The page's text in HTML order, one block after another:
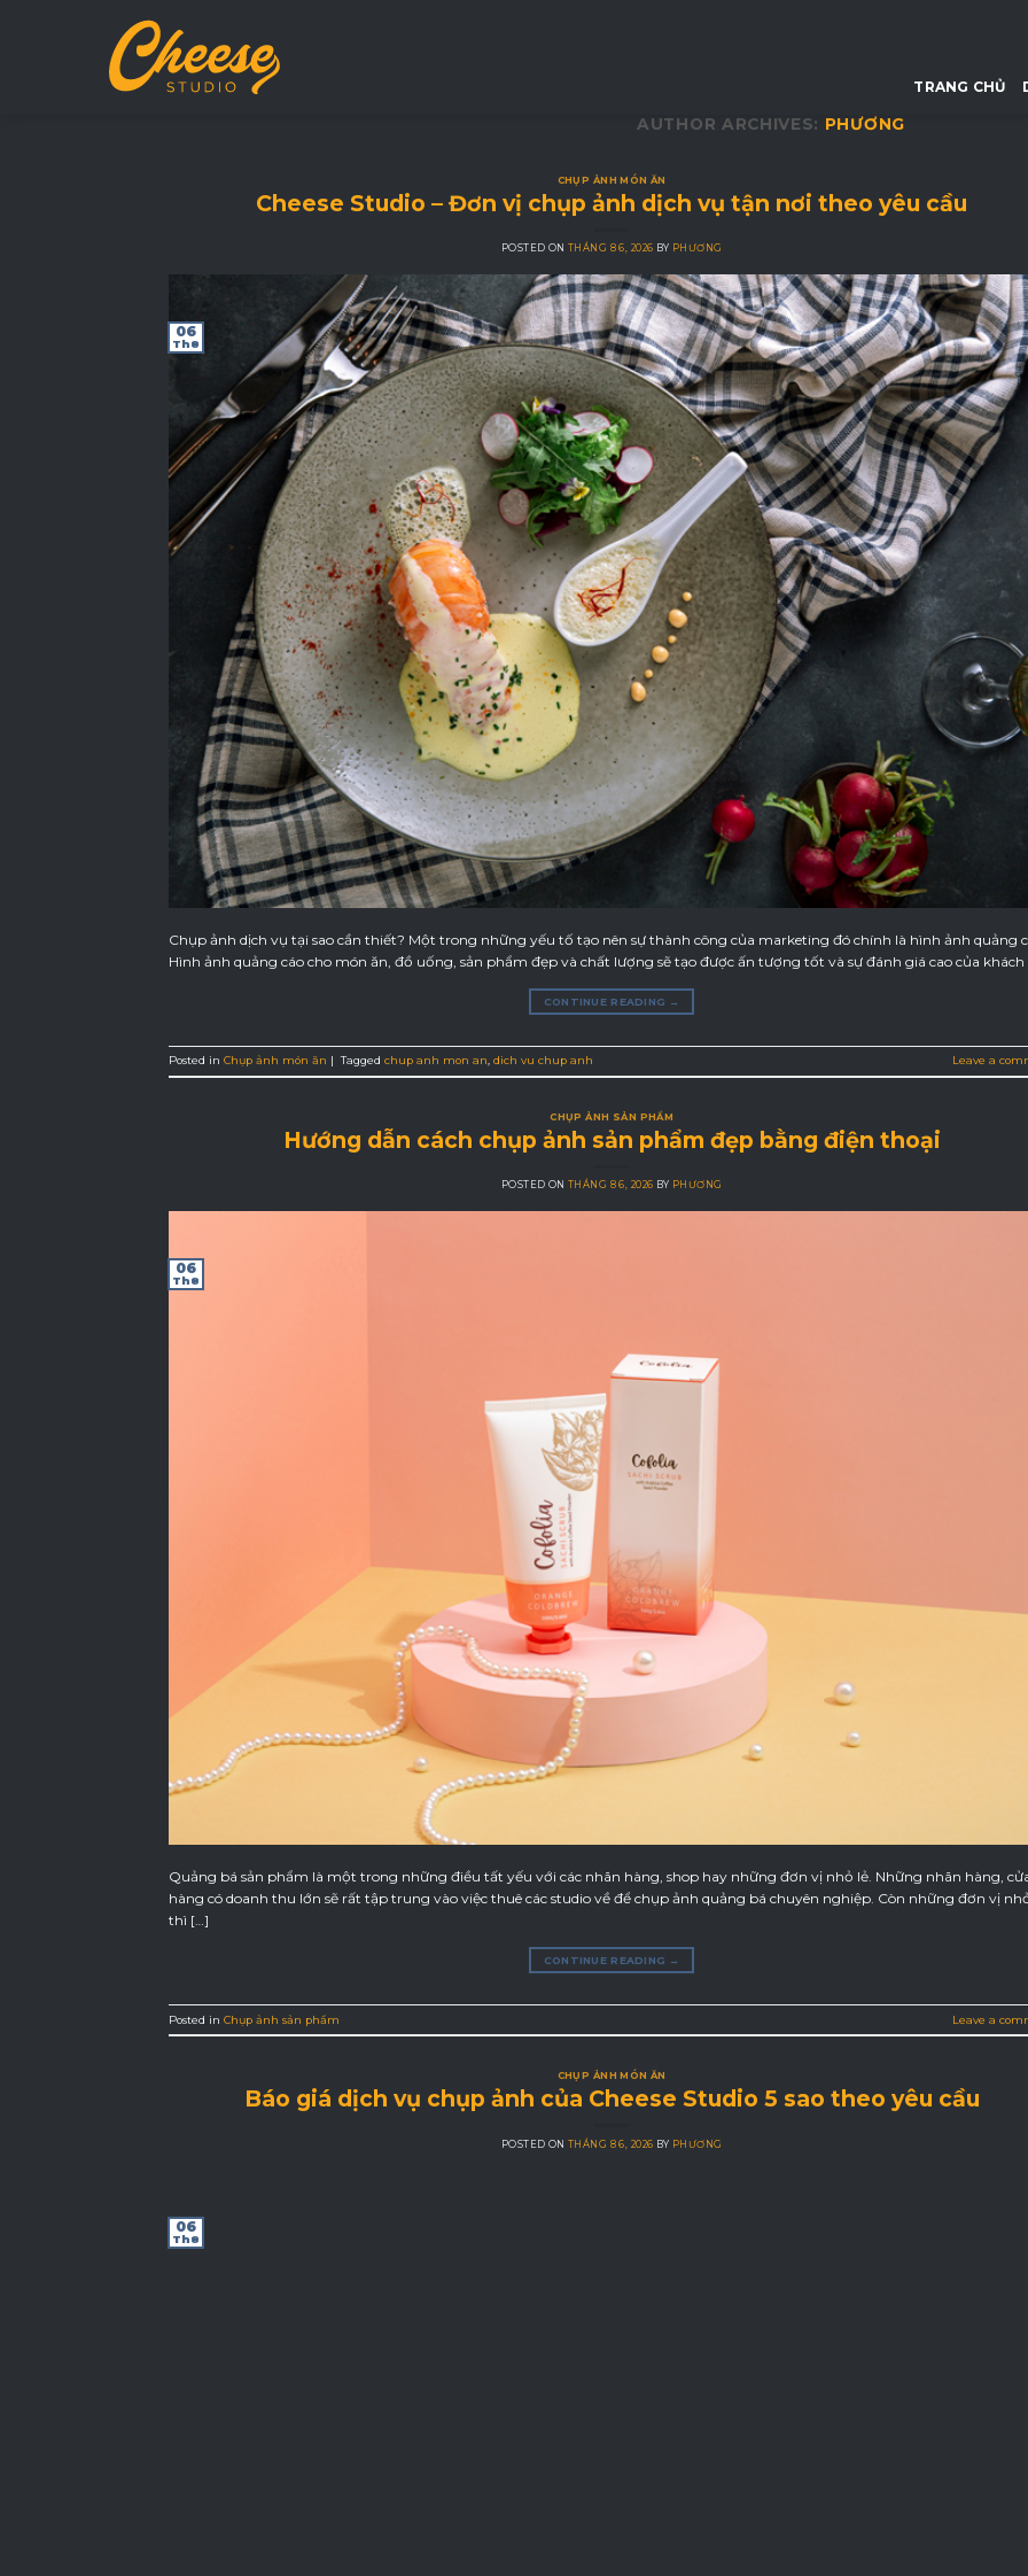
TRANG CHỦ
AUTHOR ARCHIVES: PHƯƠNG
CHỤP ẢNH MÓN ĂN
Cheese Studio – Đơn vị chụp ảnh dịch vụ tận nơi theo yêu cầu
POSTED ONTHÁNG 8 6, 2026 BY PHƯƠNG
06
Th8
Chụp ảnh dịch vụ tại sao cần thiết? Một trong những yếu tố tạo nên sự thành công của marketing đó chính là hình ảnh quảng
Hình ảnh quảng cáo cho món ăn, đồ uống, sản phẩm đẹp và chất lượng sẽ tạo được ấn tượng tốt và sự đánh giá cao của
CONTINUE READING →
Posted in Chụp ảnh món ăn | Tagged chup anh mon an, dich vu chup anh Leave a
CHỤP ẢNH SẢN PHẨM
Hướng dẫn cách chụp ảnh sản phẩm đẹp bằng điện thoại
POSTED ONTHÁNG 8 6, 2026 BY PHƯƠNG
06
Th8
Quảng bá sản phẩm là một trong những điều tất yếu với các nhãn hàng, shop hay những đơn vị nhỏ lẻ. Những nhãn hàng,
hàng có doanh thu lớn sẽ rất tập trung vào việc thuê các studio về để chụp ảnh quảng bá chuyên nghiệp. Còn những đơn vị
thì […]
CONTINUE READING →
Posted in Chụp ảnh sản phẩm Leave a
CHỤP ẢNH MÓN ĂN
Báo giá dịch vụ chụp ảnh của Cheese Studio 5 sao theo yêu cầu
POSTED ONTHÁNG 8 6, 2026 BY PHƯƠNG
06
Th8